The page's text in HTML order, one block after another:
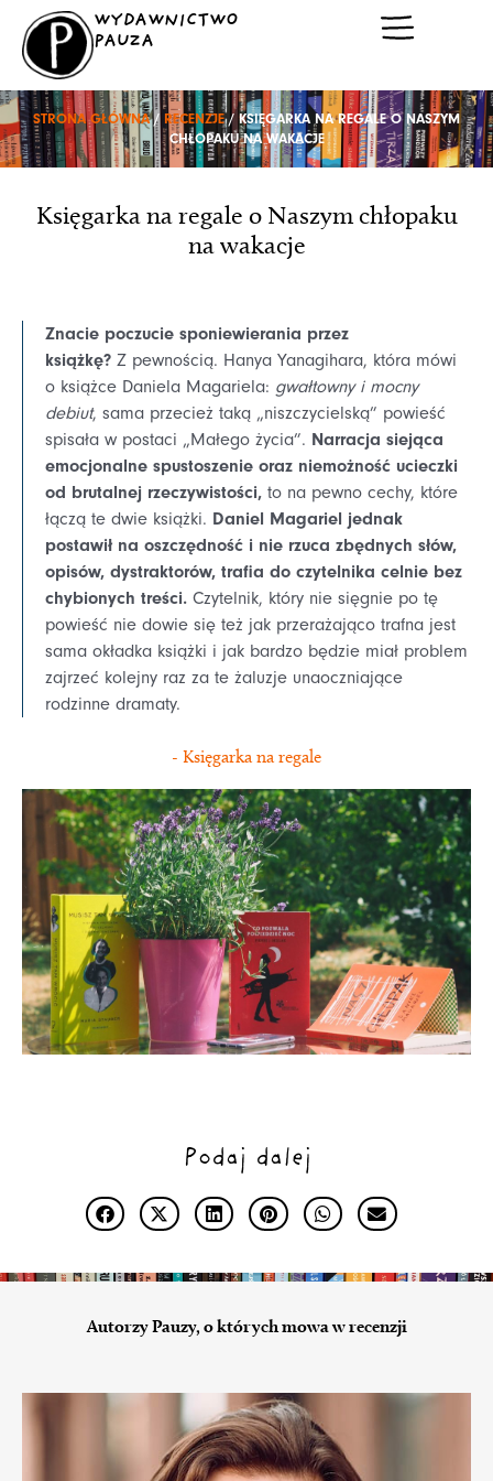
Przejdź
treści
WYDAWNICTWO
PAUZA
STRONA GŁÓWNA/ RECENZJE/ KSIĘGARKA NA REGALE O NASZYM
CHŁOPAKU NA WAKACJE
Księgarka na regale o Naszym chłopaku
na wakacje
Znacie poczucie sponiewierania przez
książkę?Z pewnością. Hanya Yanagihara, która mówi
o książce Daniela Magariela: gwałtowny i mocny
debiut, sama przecież taką „niszczycielską” powieść
spisała w postaci „Małego życia”. Narracja siejąca
emocjonalne spustoszenie oraz niemożność ucieczki
od brutalnej rzeczywistości,to na pewno cechy, które
łączą te dwie książki. Daniel Magariel jednak
postawił na oszczędność i nie rzuca zbędnych słów,
opisów, dystraktorów, trafia do czytelnika celnie bez
chybionych treści.Czytelnik, który nie sięgnie po tę
powieść nie dowie się też jak przerażająco trafna jest
sama okładka książki i jak bardzo będzie miał problem
zajrzeć kolejny raz za te żaluzje unaoczniające
rodzinne dramaty.
- Księgarka na regale
Podaj dalej
Autorzy Pauzy, o których mowa w recenzji